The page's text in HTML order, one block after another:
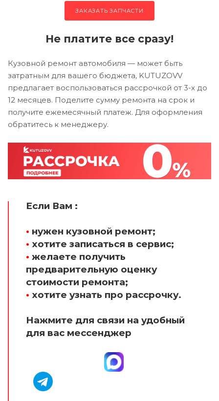
ЗАКАЗАТЬ ЗАПЧАСТИ
Не платите все сразу!
Кузовной ремонт автомобиля — может быть
затратным для вашего бюджета, KUTUZOVV
предлагает воспользоваться рассрочкой от 3-х до
12 месяцев. Поделите сумму ремонта на срок и
получите ежемесячный платеж. Для оформления
обратитесь к менеджеру.
Если Вам :
• нужен кузовной ремонт;
• хотите записаться в сервис;
• желаете получить
предварительную оценку
стоимости ремонта;
• хотите узнать про рассрочку.
Нажмите для связи на удобный
для вас мессенджер